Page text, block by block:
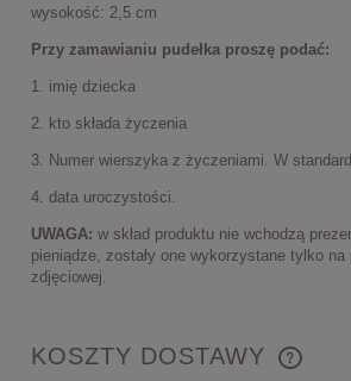
wysokość: 2,5 cm
Przy zamawianiu pudełka proszę podać:
1. imię dziecka
2. kto składa życzenia
3. Numer wierszyka z życzeniami. W
4. data uroczystości.
UWAGA: w skład produktu nie wchodzą
pieniądze, zostały one wykorzystane tylko na
zdjęciowej.
KOSZTY DOSTAWY
CENA NIE ZAWIERA